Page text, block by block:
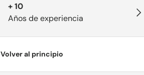
+ 10
Años de experiencia
Volver al principio